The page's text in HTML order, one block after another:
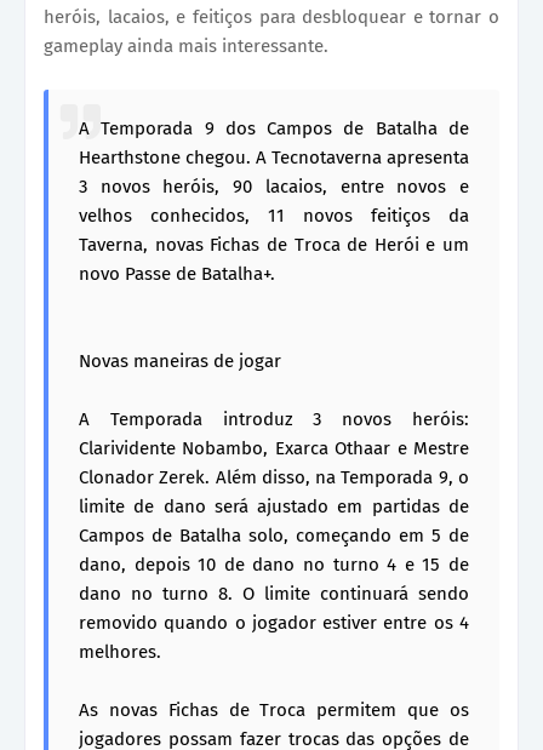
heróis, lacaios, e feitiços para desbloquear e tornar o
gameplay ainda mais interessante.
A Temporada 9 dos Campos de Batalha de
Hearthstone chegou. A Tecnotaverna apresenta
3 novos heróis, 90 lacaios, entre novos e
velhos conhecidos, 11 novos feitiços da
Taverna, novas Fichas de Troca de Herói e um
novo Passe de Batalha+.
Novas maneiras de jogar
A Temporada introduz 3 novos heróis:
Clarividente Nobambo, Exarca Othaar e Mestre
Clonador Zerek. Além disso, na Temporada 9, o
limite de dano será ajustado em partidas de
Campos de Batalha solo, começando em 5 de
dano, depois 10 de dano no turno 4 e 15 de
dano no turno 8. O limite continuará sendo
removido quando o jogador estiver entre os 4
melhores.
As novas Fichas de Troca permitem que os
jogadores possam fazer trocas das opções de